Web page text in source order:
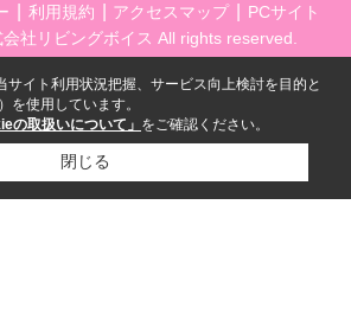
利用規約 アクセスマップ
PCサイト
社リビングボイス All rights reserved.
サイト利用状況把握、サービス向上検討を目的と
を使用しています。
の取扱いについて」 をご確認ください。
閉じる